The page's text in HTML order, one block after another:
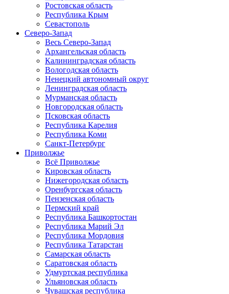
Ростовская область
Республика Крым
Севастополь
Северо-Запад
Весь Северо-Запад
Архангельская область
Калининградская область
Вологодская область
Ненецкий автономный округ
Ленинградская область
Мурманская область
Новгородская область
Псковская область
Республика Карелия
Республика Коми
Санкт-Петербург
Приволжье
Всё Приволжье
Кировская область
Нижегородская область
Оренбургская область
Пензенская область
Пермский край
Республика Башкортостан
Республика Марий Эл
Республика Мордовия
Республика Татарстан
Самарская область
Саратовская область
Удмуртская республика
Ульяновская область
Чувашская республика